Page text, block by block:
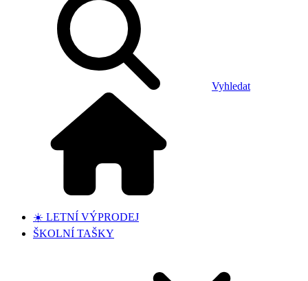
Vyhledat
☀️ LETNÍ VÝPRODEJ
ŠKOLNÍ TAŠKY